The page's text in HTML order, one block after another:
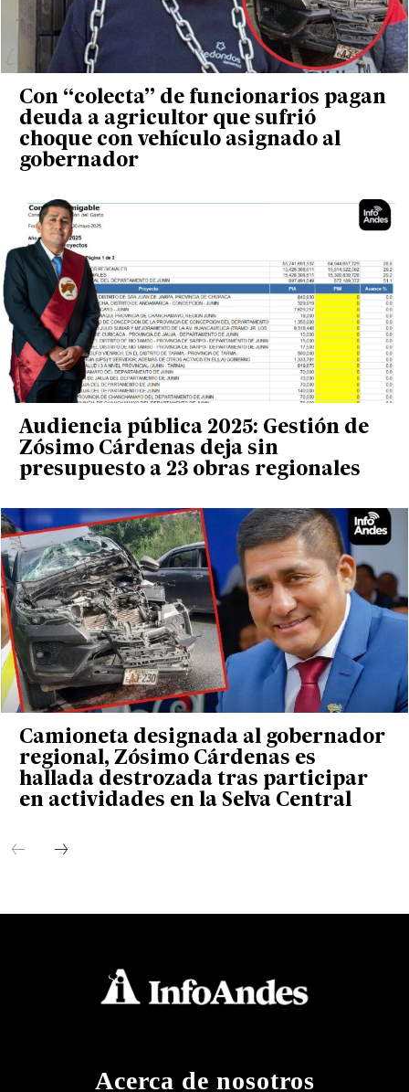
Con “colecta” de funcionarios pagan
deuda a agricultor que sufrió
choque con vehículo asignado al
gobernador
Audiencia pública 2025: Gestión de
Zósimo Cárdenas deja sin
presupuesto a 23 obras regionales
Camioneta designada al gobernador
regional, Zósimo Cárdenas es
hallada destrozada tras participar
en actividades en la Selva Central
Acerca de nosotros